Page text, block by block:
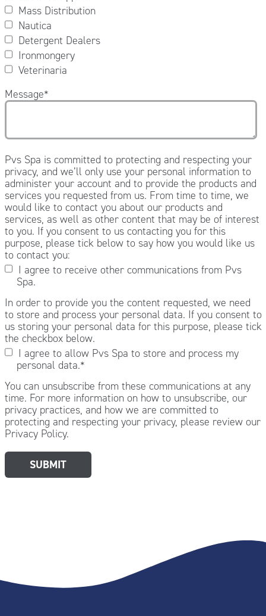
Mass Distribution
Nautica
Detergent Dealers
Ironmongery
Veterinaria
Message*
Pvs Spa is committed to protecting and respecting your
privacy, and we’ll only use your personal information to
administer your account and to provide the products and
services you requested from us. From time to time, we
would like to contact you about our products and
services, as well as other content that may be of interest
to you. If you consent to us contacting you for this
purpose, please tick below to say how you would like us
to contact you:
I agree to receive other communications from Pvs
Spa.
In order to provide you the content requested, we need
to store and process your personal data. If you consent to
us storing your personal data for this purpose, please tick
the checkbox below.
I agree to allow Pvs Spa to store and process my
personal data.*
You can unsubscribe from these communications at any
time. For more information on how to unsubscribe, our
privacy practices, and how we are committed to
protecting and respecting your privacy, please review our
Privacy Policy.